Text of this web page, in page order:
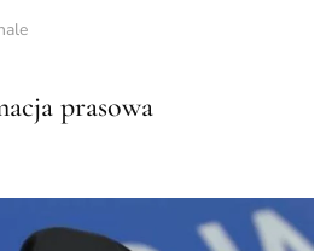
prasowa